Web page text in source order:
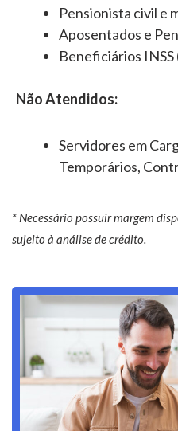
Pensionista civil e
Aposentados e
Beneficiários INSS
Não Atendidos:
Servidores em
Temporários,
* Necessário possuir margem
sujeito à análise de crédito.